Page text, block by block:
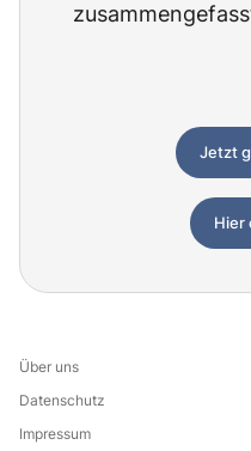
Jetzt
Hier
Über uns
Datenschutz
Impressum